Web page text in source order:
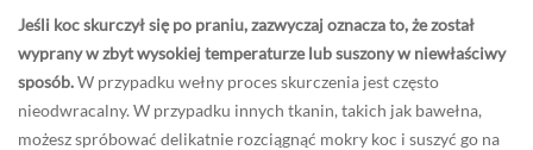
Jeśli koc skurczył się po praniu, zazwyczaj oznacza to, że został
wyprany w zbyt wysokiej temperaturze lub suszony w niewłaściwy
sposób.W przypadku wełny proces skurczenia jest często
nieodwracalny. W przypadku innych tkanin, takich jak bawełna,
możesz spróbować delikatnie rozciągnąć mokry koc i suszyć go na